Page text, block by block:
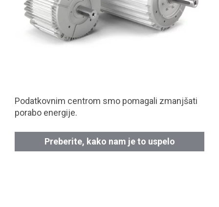
Podatkovnim centrom smo pomagali zmanjšati
porabo energije.
Preberite, kako nam je to uspelo